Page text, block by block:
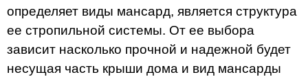
определяет виды мансард, является структура
ее стропильной системы. От ее выбора
зависит насколько прочной и надежной будет
несущая часть крыши дома и вид мансарды